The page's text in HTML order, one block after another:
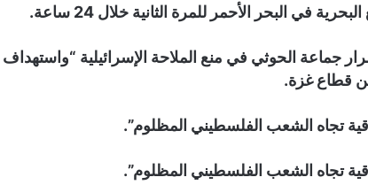
في البحر الأحمر للمرة الثانية خلال 24 ساعة.
جماعة الحوثي في منع الملاحة الإسرائيلية “واستهداف
قطاع غزة.
تجاه الشعب الفلسطيني المظلوم”.
تجاه الشعب الفلسطيني المظلوم”.